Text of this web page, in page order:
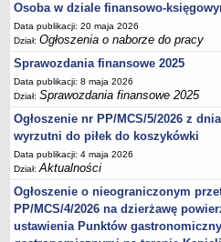
Osoba w dziale finansowo-
Data publikacji: 20 maja 2026
Dział:Ogłoszenia o naborze do pracy
Sprawozdania finansowe 2025
Data publikacji: 8 maja 2026
Dział:Sprawozdania finansowe 2025
Ogłoszenie nr PP/MCS/5/2026 z
wyrzutni do piłek do koszykówki
Data publikacji: 4 maja 2026
Dział:Aktualności
Ogłoszenie o nieograniczonym
PP/MCS/4/2026 na dzierżawę
ustawienia Punktów